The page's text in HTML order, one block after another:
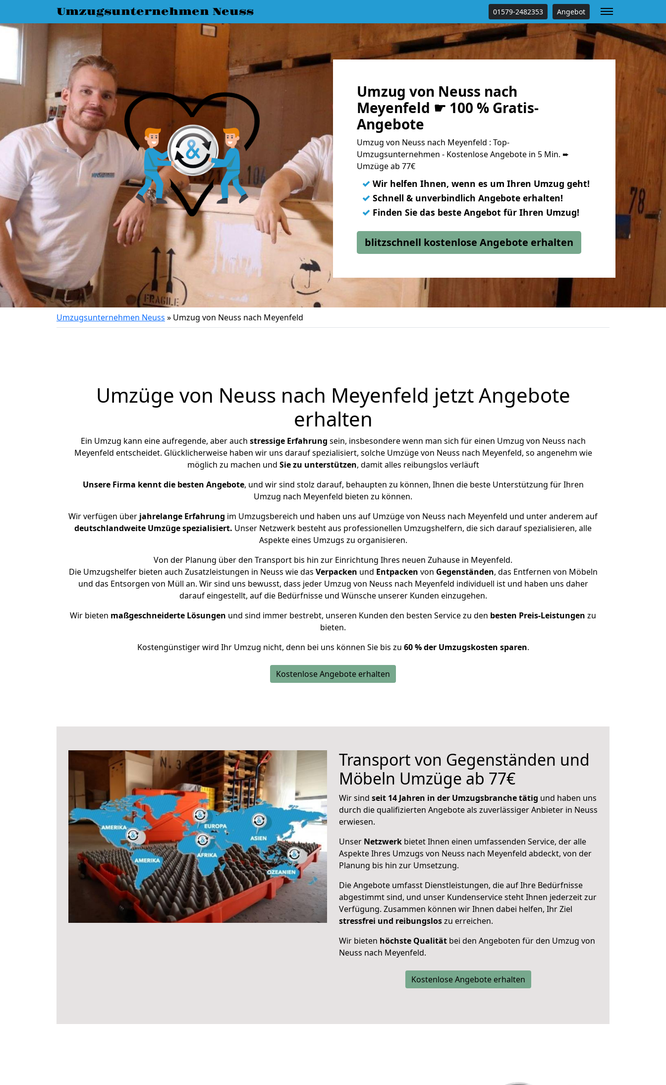
Umzugsunternehmen Neuss 01579-2482353 Angebot
Umzug von Neuss nach
Meyenfeld ☛ 100 % Gratis-
Angebote
Umzug von Neuss nach Meyenfeld : Top-
Umzugsunternehmen - Kostenlose Angebote in 5 Min. ➨
Umzüge ab 77€
✓ Wir helfen Ihnen, wenn es um Ihren Umzug geht!
✓ Schnell & unverbindlich Angebote erhalten!
✓ Finden Sie das beste Angebot für Ihren Umzug!
blitzschnell kostenlose Angebote erhalten
Umzugsunternehmen Neuss » Umzug von Neuss nach Meyenfeld
Umzüge von Neuss nach Meyenfeld jetzt Angebote
erhalten
Ein Umzug kann eine aufregende, aber auch stressige Erfahrung sein, insbesondere wenn man sich für einen Umzug von Neuss nach
Meyenfeld entscheidet. Glücklicherweise haben wir uns darauf spezialisiert, solche Umzüge von Neuss nach Meyenfeld, so angenehm wie
möglich zu machen und Sie zu unterstützen, damit alles reibungslos verläuft
Unsere Firma kennt die besten Angebote, und wir sind stolz darauf, behaupten zu können, Ihnen die beste Unterstützung für Ihren
Umzug nach Meyenfeld bieten zu können.
Wir verfügen über jahrelange Erfahrung im Umzugsbereich und haben uns auf Umzüge von Neuss nach Meyenfeld und unter anderem auf
deutschlandweite Umzüge spezialisiert. Unser Netzwerk besteht aus professionellen Umzugshelfern, die sich darauf spezialisieren, alle
Aspekte eines Umzugs zu organisieren.
Von der Planung über den Transport bis hin zur Einrichtung Ihres neuen Zuhause in Meyenfeld.
Die Umzugshelfer bieten auch Zusatzleistungen in Neuss wie das Verpacken und Entpacken von Gegenständen, das Entfernen von Möbeln
und das Entsorgen von Müll an. Wir sind uns bewusst, dass jeder Umzug von Neuss nach Meyenfeld individuell ist und haben uns daher
darauf eingestellt, auf die Bedürfnisse und Wünsche unserer Kunden einzugehen.
Wir bieten maßgeschneiderte Lösungen und sind immer bestrebt, unseren Kunden den besten Service zu den besten Preis-Leistungen zu
bieten.
Kostengünstiger wird Ihr Umzug nicht, denn bei uns können Sie bis zu 60 % der Umzugskosten sparen.
Kostenlose Angebote erhalten
Transport von Gegenständen und
Möbeln Umzüge ab 77€
Wir sind seit 14 Jahren in der Umzugsbranche tätig und haben uns
durch die qualifizierten Angebote als zuverlässiger Anbieter in Neuss
erwiesen.
Unser Netzwerk bietet Ihnen einen umfassenden Service, der alle
Aspekte Ihres Umzugs von Neuss nach Meyenfeld abdeckt, von der
Planung bis hin zur Umsetzung.
Die Angebote umfasst Dienstleistungen, die auf Ihre Bedürfnisse
abgestimmt sind, und unser Kundenservice steht Ihnen jederzeit zur
Verfügung. Zusammen können wir Ihnen dabei helfen, Ihr Ziel
stressfrei und reibungsloszu erreichen.
Wir bieten höchste Qualität bei den Angeboten für den Umzug von
Neuss nach Meyenfeld.
Kostenlose Angebote erhalten